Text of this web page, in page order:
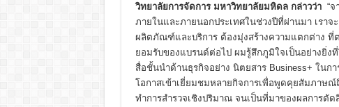
วิทยาลัยการจัดการ มหาวิทยาลัยมหิดล กล่าวว่า “
ภายในและภายนอกประเทศในช่วงปีที่ผ่านมา เรา
ผลิตภัณฑ์และบริการ ต้องมุ่งสร้างความแตกต่าง ที่
ยอมรับของแบรนด์ต่อไป ผมรู้สึกภูมิใจเป็นอย่างยิ่
สื่อชั้นนำด้านธุรกิจอย่าง นิตยสาร Business+ ในก
โอกาสเข้าเยี่ยมชมหลายกิจการเพื่อพูดคุยสัมภา
ทำการสำรวจเชิงปริมาณ จนเป็นที่มาของผลการตัด